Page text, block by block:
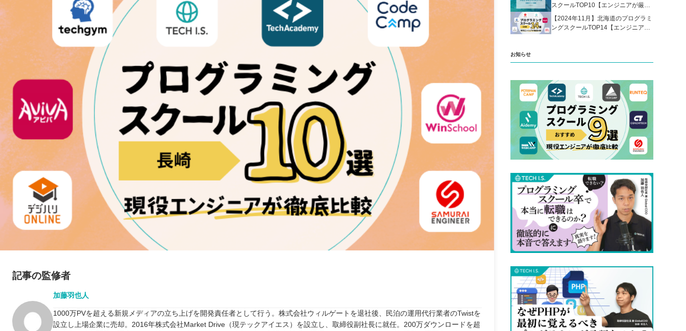
記事の監修者
加藤羽也人
1000万PVを超える新規メディアの立ち上げを開発責任者として行う。株式会社ウィルゲートを退社後、民泊の運用代行業者のTwistを
設立し上場企業に売却。2016年株式会社Market Drive（現テックアイエス）を設立し、取締役副社長に就任。200万ダウンロードを超
スクールTOP10【エンジニアが厳
選】
【2024年11月】北海道のプログラミ
ングスクールTOP14【エンジニアが
お知らせ